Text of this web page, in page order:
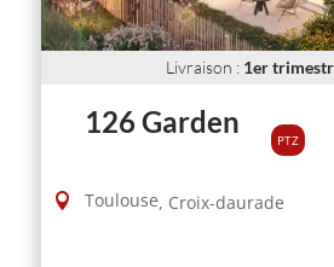
Livraison : 1er
126 Garden
PTZ
Toulouse, Croix-daurade